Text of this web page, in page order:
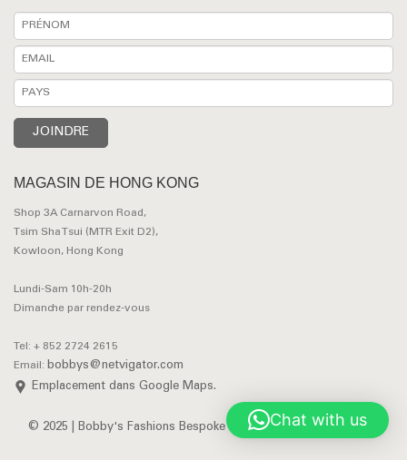
MAGASIN DE HONG KONG
Shop 3A Carnarvon Road,
Tsim Sha Tsui (MTR Exit D2),
Kowloon, Hong Kong
Lundi-Sam 10h-20h
Dimanche par rendez-vous
Tel: + 852 2724 2615
Email: bobbys@netvigator.com
Emplacement dans Google Maps.
© 2025 | Bobby's Fashions Bespoke Tailors. All Rights Reserved.
Chat with us